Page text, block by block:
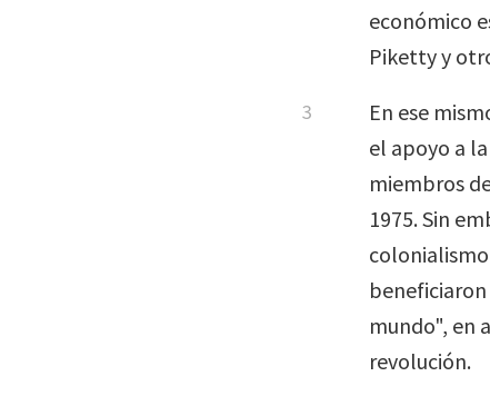
económico
Piketty y
En ese
el apoyo a
miembros
1975. Sin
mundo", en
revolución.